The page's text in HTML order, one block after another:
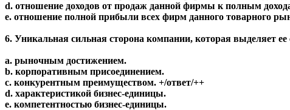
d. отношение доходов от продаж данной фирмы к полным
e. отношение полной прибыли всех фирм данного товарного
6. Уникальная сильная сторона компании, которая выделяет
a. рыночным достижением.
b. корпоративным присоединением.
c. конкурентным преимуществом. +/ответ/++
d. характеристикой бизнес-единицы.
e. компетентностью бизнес-единицы.